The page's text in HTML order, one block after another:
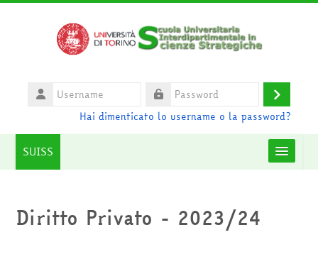
Vai al contenuto principale
Username
Login
Hai dimenticato lo username o la password?
SUISS
UniTO
Diritto Privato - 2023/24